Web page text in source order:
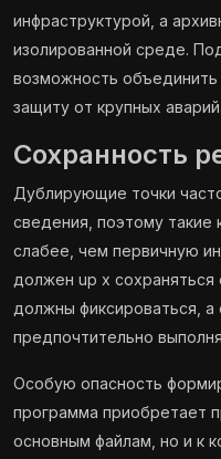
инфраструктурой, а
изолированной среде.
возможность объединить
защиту от крупных аварий.
Сохранность
Дублирующие точки
сведения, поэтому
слабее, чем первичную
должен up x сохраняться
должны фиксироваться,
предпочтительно
Особую опасность
программа приобретает
основным файлам, но и к